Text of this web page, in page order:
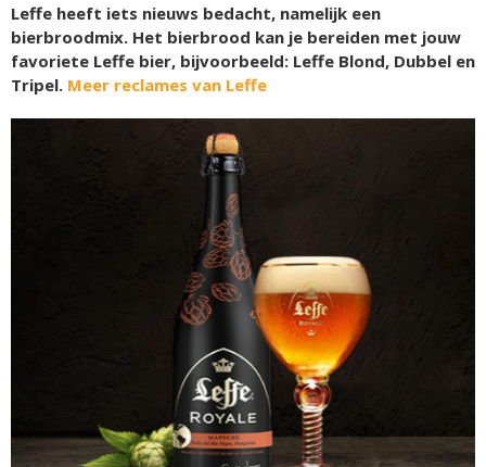
Leffe heeft iets nieuws bedacht, namelijk een
bierbroodmix. Het bierbrood kan je bereiden met jouw
favoriete Leffe bier, bijvoorbeeld: Leffe Blond, Dubbel en
Tripel. Meer reclames van Leffe